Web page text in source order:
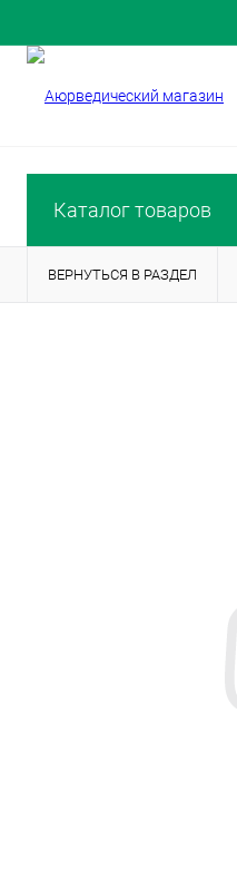
Каталог товаров
ВЕРНУТЬСЯ В РАЗДЕЛ